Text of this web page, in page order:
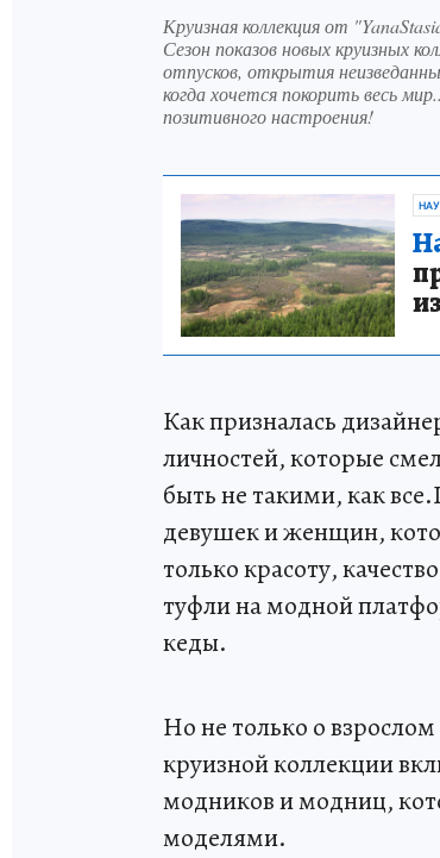
Круизная коллекция от
Сезон показов новых круизных
отпусков, открытия
когда хочется покорить весь
позитивного настроения!
Как призналась
личностей, которые
быть не такими, как
девушек и женщин,
только красоту,
туфли на модной
кеды.
Но не только о
круизной коллекции
модников и модниц,
моделями.